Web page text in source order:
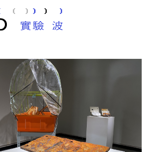
盪與創新實踐的思辨與觀察，邀集作者
出對於文化實驗的觀察報告與回顧。